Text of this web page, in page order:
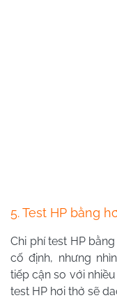
5. Test HP bằng
Chi phí test HP
cố định, nhưng
tiếp cận so với
test HP hơi thở sẽ